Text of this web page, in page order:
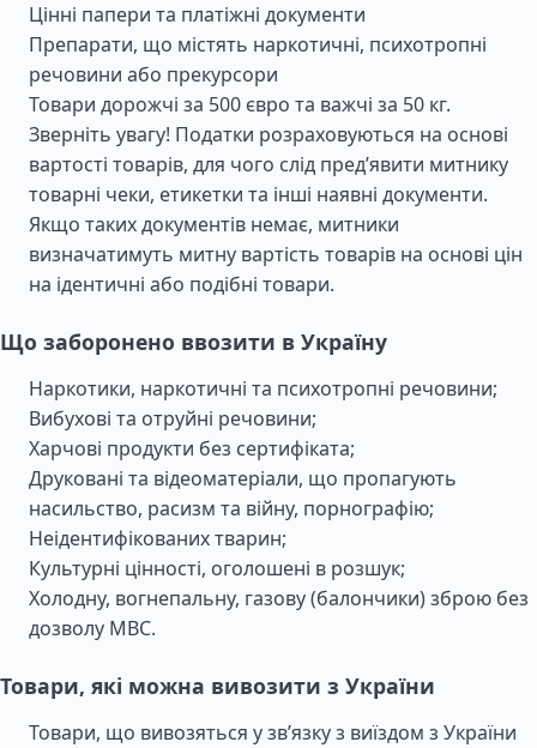
Цінні папери та платіжні документи
Препарати, що містять наркотичні, психотропні
речовини або прекурсори
Товари дорожчі за 500 євро та важчі за 50 кг.
Зверніть увагу! Податки розраховуються на основі
вартості товарів, для чого слід пред’явити митнику
товарні чеки, етикетки та інші наявні документи.
Якщо таких документів немає, митники
визначатимуть митну вартість товарів на основі цін
на ідентичні або подібні товари.
Що заборонено ввозити в Україну
Наркотики, наркотичні та психотропні речовини;
Вибухові та отруйні речовини;
Харчові продукти без сертифіката;
Друковані та відеоматеріали, що пропагують
насильство, расизм та війну, порнографію;
Неідентифікованих тварин;
Культурні цінності, оголошені в розшук;
Холодну, вогнепальну, газову (балончики) зброю без
дозволу МВС.
Товари, які можна вивозити з України
Товари, що вивозяться у зв’язку з виїздом з України